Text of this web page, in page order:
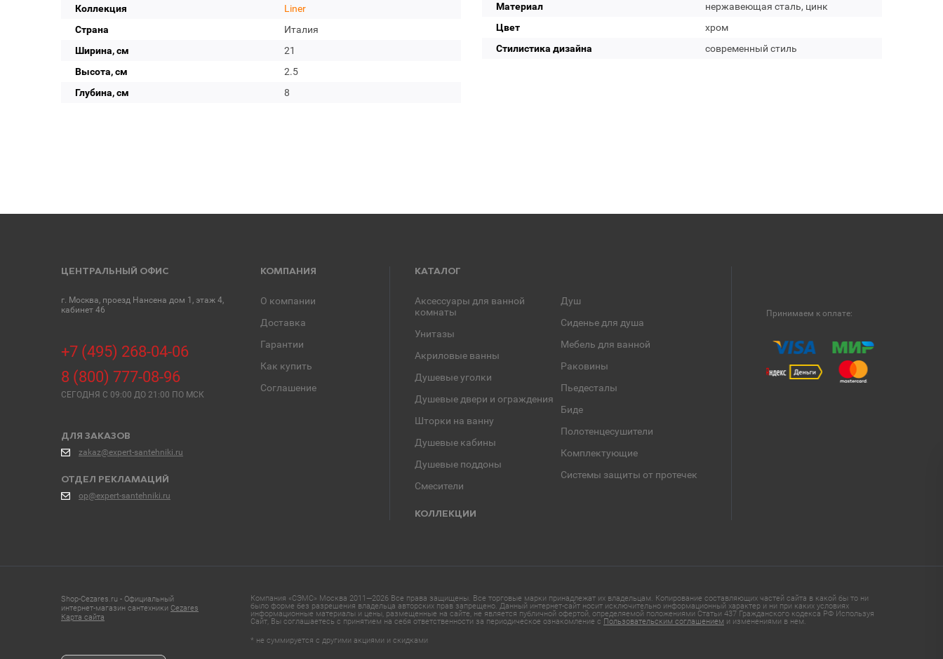
Коллекция
Liner
Страна
Италия
Ширина, см
21
Высота, см
2.5
Глубина, см
8
Материал
нержавеющая сталь, цинк
Цвет
хром
Стилистика дизайна
современный стиль
ЦЕНТРАЛЬНЫЙ ОФИС
г. Москва, проезд Нансена дом 1, этаж 4,
кабинет 46
+7 (495) 268-04-06
8 (800) 777-08-96
СЕГОДНЯ C 09:00 ДО 21:00 ПО МСК
ДЛЯ ЗАКАЗОВ
zakaz@expert-santehniki.ru
ОТДЕЛ РЕКЛАМАЦИЙ
op@expert-santehniki.ru
КОМПАНИЯ
О компании
Доставка
Гарантии
Как купить
Соглашение
КАТАЛОГ
Аксессуары для ванной
комнаты
Унитазы
Акриловые ванны
Душевые уголки
Душевые двери и ограждения
Шторки на ванну
Душевые кабины
Душевые поддоны
Смесители
Душ
Сиденье для душа
Мебель для ванной
Раковины
Пьедесталы
Биде
Полотенцесушители
Комплектующие
Системы защиты от протечек
КОЛЛЕКЦИИ
Принимаем к оплате:
Shop-Cezares.ru - Официальный
интернет-магазин сантехники Cezares
Карта сайта
Компания «СЭМС» Москва 2011—2026 Все права защищены. Все торговые марки принадлежат их владельцам. Копирование составляющих частей сайта в какой бы то ни
было форме без разрешения владельца авторских прав запрещено. Данный интернет-сайт носит исключительно информационный характер и ни при каких условиях
информационные материалы и цены, размещенные на сайте, не является публичной офертой, определяемой положениями Статьи 437 Гражданского кодекса РФ Используя
Сайт, Вы соглашаетесь с принятием на себя ответственности за периодическое ознакомление с Пользовательским соглашением и изменениями в нем.
* не суммируется с другими акциями и скидками